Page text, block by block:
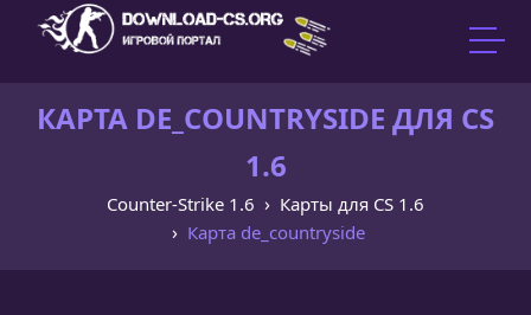
КАРТА DE_COUNTRYSIDE ДЛЯ CS
1.6
Counter-Strike 1.6
Карты для CS 1.6
Карта de_countryside